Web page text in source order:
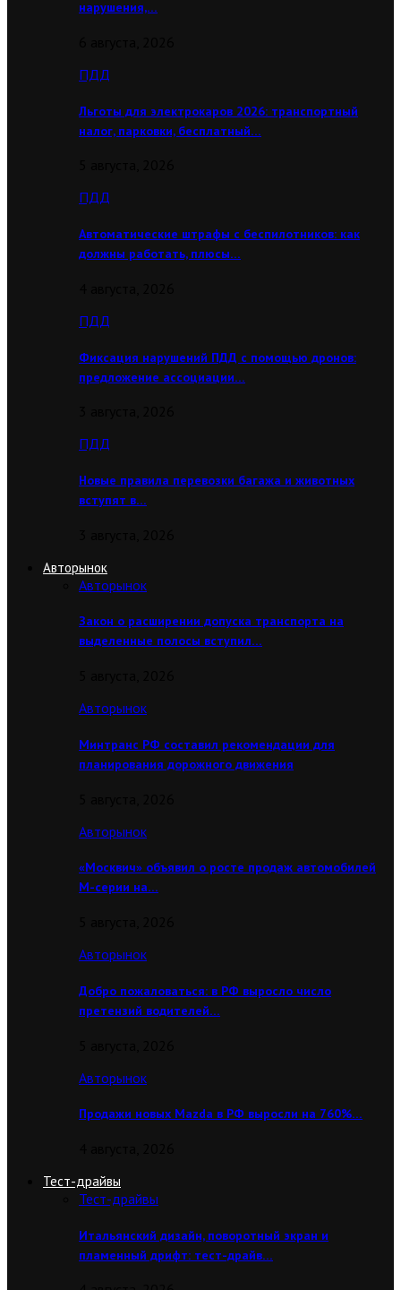
нарушения,…
ПДД
Льготы для электрокаров 2026: транспортный
налог, парковки, бесплатный…
ПДД
Автоматические штрафы с беспилотников: как
должны работать, плюсы…
ПДД
Фиксация нарушений ПДД с помощью дронов:
предложение ассоциации…
ПДД
Новые правила перевозки багажа и животных
вступят в…
Авторынок
Авторынок
Закон о расширении допуска транспорта на
выделенные полосы вступил…
Авторынок
Минтранс РФ составил рекомендации для
планирования дорожного движения
Авторынок
«Москвич» объявил о росте продаж автомобилей
М-серии на…
Авторынок
Добро пожаловаться: в РФ выросло число
претензий водителей…
Авторынок
Продажи новых Mazda в РФ выросли на 760%…
Тест-драйвы
Тест-драйвы
Итальянский дизайн, поворотный экран и
пламенный дрифт: тест-драйв…